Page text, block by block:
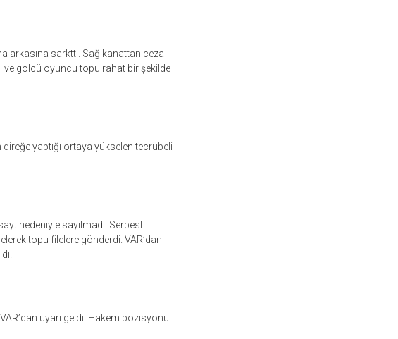
arkasına sarkttı. Sağ kanattan ceza
ve golcü oyuncu topu rahat bir şekilde
yaptığı ortaya yükselen tecrübeli
nedeniyle sayılmadı. Serbest
topu filelere gönderdi. VAR’dan
uyarı geldi. Hakem pozisyonu